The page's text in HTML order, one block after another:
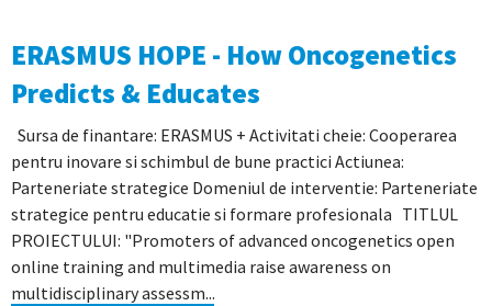
ERASMUS HOPE - How Oncogenetics
Predicts & Educates
Sursa de finantare: ERASMUS + Activitati cheie: Cooperarea
pentru inovare si schimbul de bune practici Actiunea:
Parteneriate strategice Domeniul de interventie: Parteneriate
strategice pentru educatie si formare profesionala TITLUL
PROIECTULUI: "Promoters of advanced oncogenetics open
online training and multimedia raise awareness on
multidisciplinary assessm...